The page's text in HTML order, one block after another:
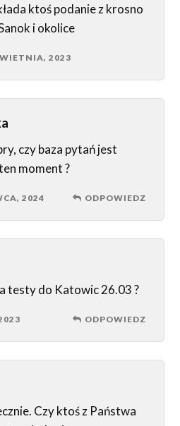
ktoś podanie z krosno
i okolice
2023
czy baza pytań jest
moment ?
2024 ODPOWIEDZ
testy do Katowic 26.03 ?
ODPOWIEDZ
Czy ktoś z Państwa